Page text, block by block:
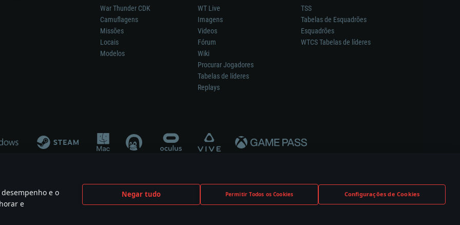
e o
e
Negar tudo Permitir Todos os Cookies Configurações de Cookies
War Thunder CDK
Camuflagens
Missões
Locais
Modelos
WT Live
Imagens
Videos
Fórum
Wiki
Procurar Jogadores
Tabelas de líderes
Replays
TSS
Tabelas de Esquadrões
Esquadrões
WTCS Tabelas de líderes
significa participação no desenvolvimento, patrocínio ou aval do respetivo construtor.
are the property of their respective owners.